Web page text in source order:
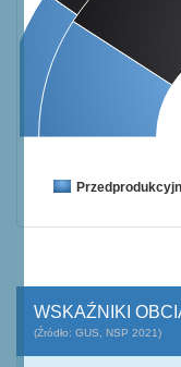
WSKAŹNIKI
(Źródło: GUS, NSP 2021)